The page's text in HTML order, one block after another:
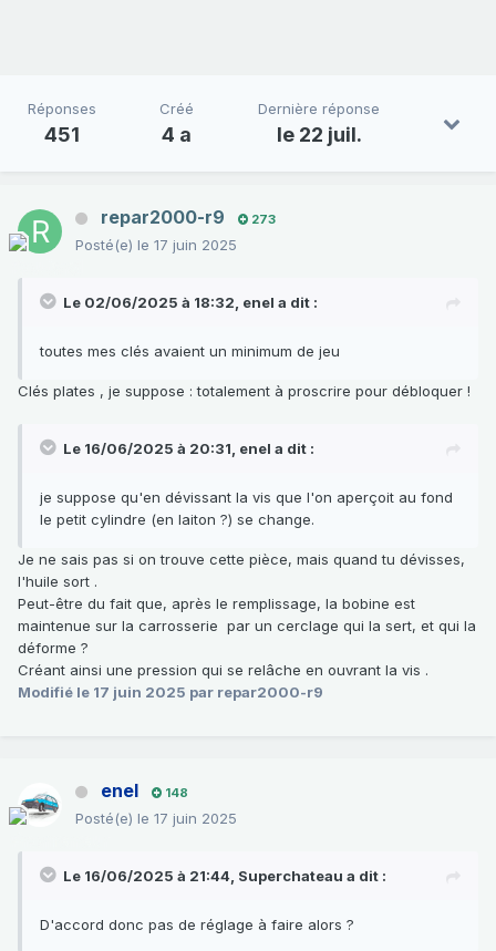
Réponses
451
Créé
4 a
Dernière réponse
le 22 juil.
repar2000-r9 273
Posté(e) le 17 juin 2025
Le 02/06/2025 à 18:32, enel a dit :
toutes mes clés avaient un minimum de jeu
Clés plates , je suppose : totalement à proscrire pour débloquer !
Le 16/06/2025 à 20:31, enel a dit :
je suppose qu'en dévissant la vis que l'on aperçoit au fond
le petit cylindre (en laiton ?) se change.
Je ne sais pas si on trouve cette pièce, mais quand tu dévisses,
l'huile sort .
Peut-être du fait que, après le remplissage, la bobine est
maintenue sur la carrosserie par un cerclage qui la sert, et qui la
déforme ?
Créant ainsi une pression qui se relâche en ouvrant la vis .
Modifié le 17 juin 2025 par repar2000-r9
enel 148
Posté(e) le 17 juin 2025
Le 16/06/2025 à 21:44, Superchateau a dit :
D'accord donc pas de réglage à faire alors ?